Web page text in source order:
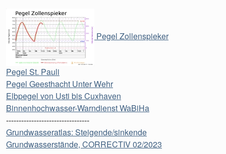
Pegel Zollenspieker
Pegel St. Pauli
Pegel Geesthacht Unter Wehr
Elbpegel von Usti bis Cuxhaven
Binnenhochwasser-Warndienst WaBiHa
---------------------------------
Grundwasseratlas: Steigende/sinkende
Grundwasserstände, CORRECTIV 02/2023